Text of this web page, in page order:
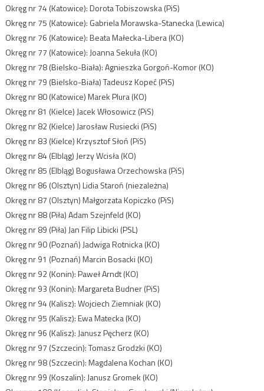
Okręg nr 74 (Katowice): Dorota Tobiszowska (PiS)
Okręg nr 75 (Katowice): Gabriela Morawska-Stanecka (Lewica)
Okręg nr 76 (Katowice): Beata Małecka-Libera (KO)
Okręg nr 77 (Katowice): Joanna Sekuła (KO)
Okręg nr 78 (Bielsko-Biała): Agnieszka Gorgoń-Komor (KO)
Okręg nr 79 (Bielsko-Biała) Tadeusz Kopeć (PiS)
Okręg nr 80 (Katowice) Marek Plura (KO)
Okręg nr 81 (Kielce) Jacek Włosowicz (PiS)
Okręg nr 82 (Kielce) Jarosław Rusiecki (PiS)
Okręg nr 83 (Kielce) Krzysztof Słoń (PiS)
Okręg nr 84 (Elbląg) Jerzy Wcisła (KO)
Okręg nr 85 (Elbląg) Bogusława Orzechowska (PiS)
Okręg nr 86 (Olsztyn) Lidia Staroń (niezależna)
Okręg nr 87 (Olsztyn) Małgorzata Kopiczko (PiS)
Okręg nr 88 (Piła) Adam Szejnfeld (KO)
Okręg nr 89 (Piła) Jan Filip Libicki (PSL)
Okręg nr 90 (Poznań) Jadwiga Rotnicka (KO)
Okręg nr 91 (Poznań) Marcin Bosacki (KO)
Okręg nr 92 (Konin): Paweł Arndt (KO)
Okręg nr 93 (Konin): Margareta Budner (PiS)
Okręg nr 94 (Kalisz): Wojciech Ziemniak (KO)
Okręg nr 95 (Kalisz): Ewa Matecka (KO)
Okręg nr 96 (Kalisz): Janusz Pęcherz (KO)
Okręg nr 97 (Szczecin): Tomasz Grodzki (KO)
Okręg nr 98 (Szczecin): Magdalena Kochan (KO)
Okręg nr 99 (Koszalin): Janusz Gromek (KO)